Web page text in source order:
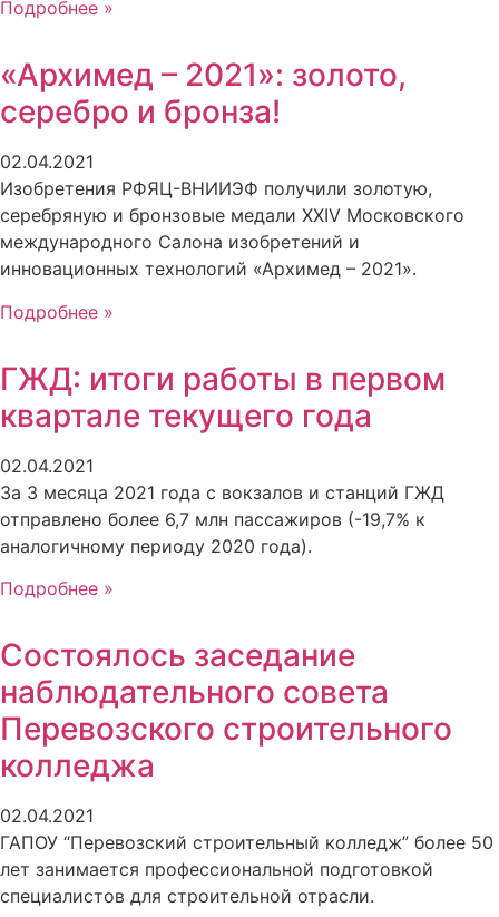
Подробнее »
«Архимед – 2021»: золото,
серебро и бронза!
02.04.2021
Изобретения РФЯЦ-ВНИИЭФ получили золотую,
серебряную и бронзовые медали XXIV Московского
международного Салона изобретений и
инновационных технологий «Архимед – 2021».
Подробнее »
ГЖД: итоги работы в первом
квартале текущего года
02.04.2021
За 3 месяца 2021 года с вокзалов и станций ГЖД
отправлено более 6,7 млн пассажиров (-19,7% к
аналогичному периоду 2020 года).
Подробнее »
Состоялось заседание
наблюдательного совета
Перевозского строительного
колледжа
02.04.2021
ГАПОУ “Перевозский строительный колледж” более 50
лет занимается профессиональной подготовкой
специалистов для строительной отрасли.